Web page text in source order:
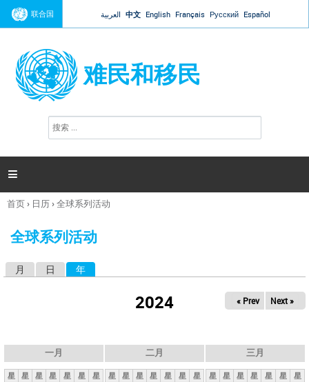
Jump to navigation
联合国 العربية 中文 English Français Русский Español
难民和移民
搜
索

你
这
首页› 日历›全球系列活动
全球系列活动
月 日 年
2024 « Prev Next »
一月
星 星 星 星 星 星
星
二月
星 星 星 星 星 星 星
三月
星 星 星 星 星 星 星